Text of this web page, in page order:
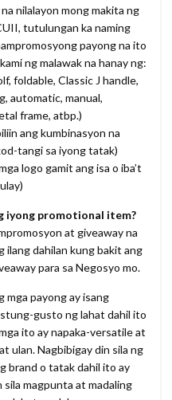
nilalayon mong makita ng
tutulungan ka naming
payong na ito
ng malawak na hanay ng:
foldable, Classic J handle,
automatic, manual,
frame, atbp.)
ang kumbinasyon na
tangi sa iyong tatak)
logo gamit ang isa o iba’t
iyong promotional item?
at giveaway na
ilang dahilan kung bakit ang
para sa Negosyo mo.
mga payong ay isang
gusto ng lahat dahil ito
ito ay napaka-versatile at
ulan. Nagbibigay din sila ng
brand o tatak dahil ito ay
sila magpunta at madaling